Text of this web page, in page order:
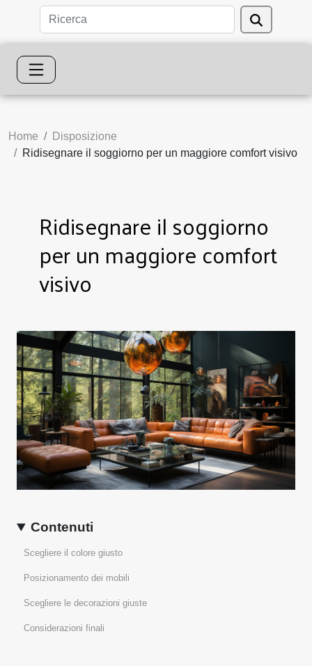
Home
Disposizione
Ridisegnare il soggiorno per un maggiore comfort visivo
Ridisegnare il soggiorno
per un maggiore comfort
visivo
Contenuti
Scegliere il colore giusto
Posizionamento dei mobili
Scegliere le decorazioni giuste
Considerazioni finali